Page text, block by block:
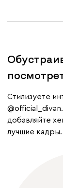
Cтилизуете
добавляйте
лучшие кадры.